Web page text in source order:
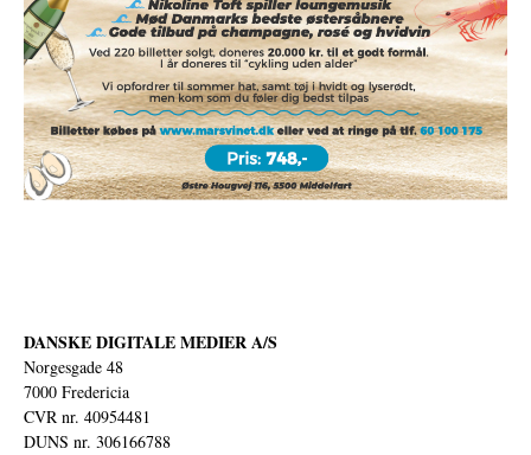
DANSKE DIGITALE MEDIER A/S
Norgesgade 48
7000 Fredericia
CVR nr. 40954481
DUNS nr. 306166788